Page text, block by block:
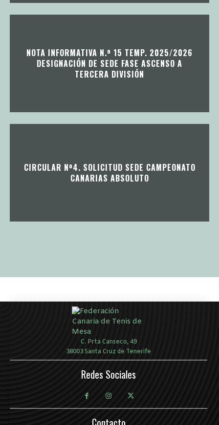
NOTA INFORMATIVA N.º 15 TEMP. 2025/2026
DESIGNACIÓN DE SEDE FASE ASCENSO A
TERCERA DIVISIÓN
CIRCULAR Nº4. SOLICITUD SEDE CAMPEONATO
CANARIAS ABSOLUTO
C. Prta Canseco, 49
38003 Santa Cruz de Tenerife
Redes Sociales